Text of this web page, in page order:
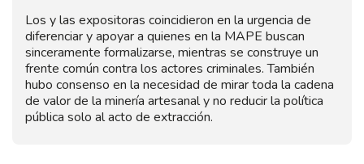
Los y las expositoras coincidieron en la urgencia de
diferenciar y apoyar a quienes en la MAPE buscan
sinceramente formalizarse, mientras se construye un
frente común contra los actores criminales. También
hubo consenso en la necesidad de mirar toda la cadena
de valor de la minería artesanal y no reducir la política
pública solo al acto de extracción.